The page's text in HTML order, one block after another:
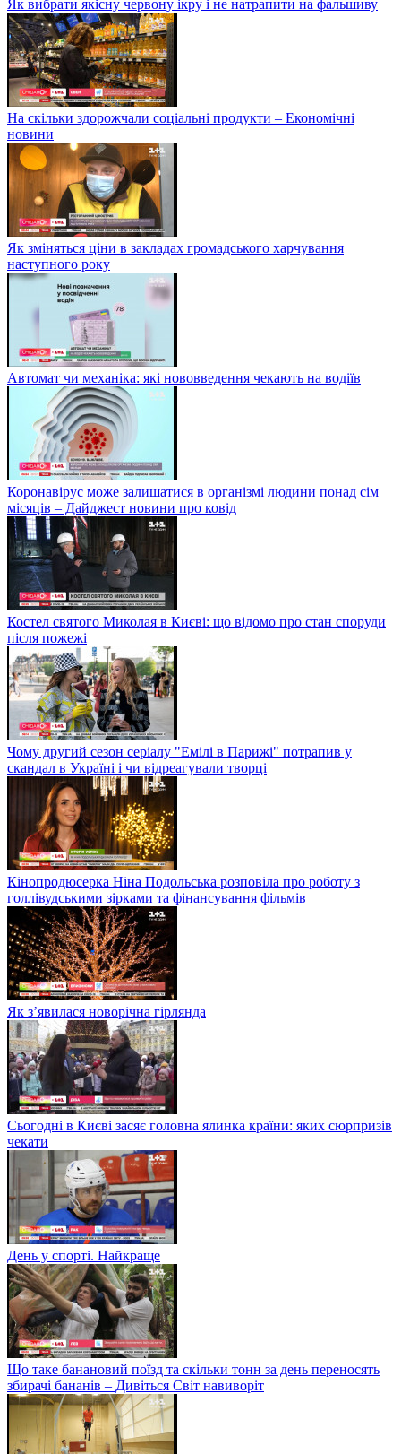
Як вибрати якісну червону ікру і не натрапити на фальшиву
На скільки здорожчали соціальні продукти – Економічні
новини
Як зміняться ціни в закладах громадського харчування
наступного року
Автомат чи механіка: які нововведення чекають на водіїв
Коронавірус може залишатися в організмі людини понад сім
місяців – Дайджест новини про ковід
Костел святого Миколая в Києві: що відомо про стан споруди
після пожежі
Чому другий сезон серіалу "Емілі в Парижі" потрапив у
скандал в Україні і чи відреагували творці
Кінопродюсерка Ніна Подольська розповіла про роботу з
голлівудськими зірками та фінансування фільмів
Як з’явилася новорічна гірлянда
Сьогодні в Києві засяє головна ялинка країни: яких сюрпризів
чекати
День у спорті. Найкраще
Що таке банановий поїзд та скільки тонн за день переносять
збирачі бананів – Дивіться Світ навиворіт